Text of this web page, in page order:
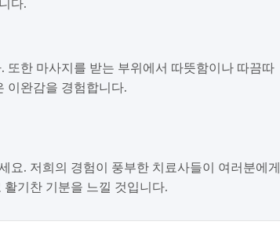
한 마사지를 받는 부위에서 따뜻함이나 따끔따
이완감을 경험합니다.
요. 저희의 경험이 풍부한 치료사들이 여러분에게
기찬 기분을 느낄 것입니다.